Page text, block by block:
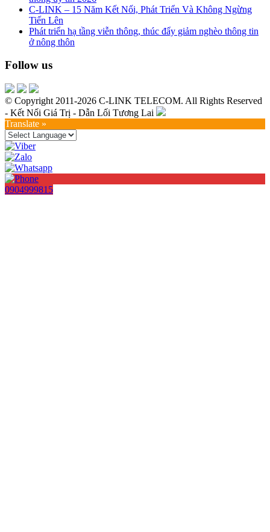
C-LINK – 15 Năm Kết Nối, Phát Triển Và Không Ngừng
Tiến Lên
Phát triển hạ tầng viễn thông, thúc đẩy giảm nghèo thông tin
ở nông thôn
Follow us
© Copyright 2011-2026 C-LINK TELECOM. All Rights Reserved
- Kết Nối Giá Trị - Dẫn Lối Tương Lai
Translate »
0904999815